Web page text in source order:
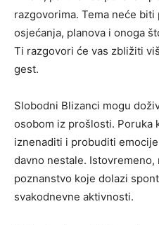
razgovorima. Tema neće
osjećanja, planova i onoga
Ti razgovori će vas zbližiti
gest.
Slobodni Blizanci mogu
osobom iz prošlosti. Poruka
iznenaditi i probuditi
davno nestale. Istovremeno,
poznanstvo koje dolazi
svakodnevne aktivnosti.